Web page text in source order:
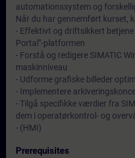
automationssystem og
Når du har gennemført kurset,
- Effektivt og driftsikkert betjene
Portal"-platformen
- Forstå og redigere SIMATIC
maskinniveau
- Udforme grafiske billeder
- Implementere
- Tilgå specifikke værdier fra
dem i operatørkontrol- og
- (HMI)
Prerequisites